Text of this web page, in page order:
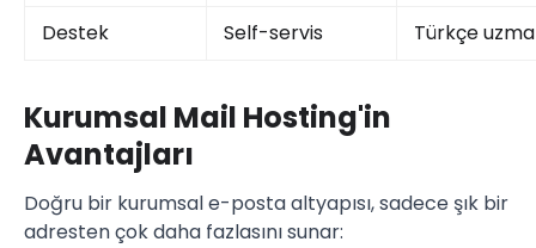
Destek Self-servis Türkçe
Kurumsal Mail Hosting'in
Avantajları
Doğru bir kurumsal e-posta altyapısı, sadece şık bir
adresten çok daha fazlasını sunar: